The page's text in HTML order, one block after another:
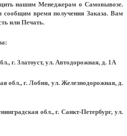
нашим Менеджерам о Самовывозе.
время получения Заказа. Вам
или Печать.
г. Златоуст, ул. Автодорожная, д. 1А
г. Лобня, ул. Железнодорожная, д.
обл., г. Санкт-Петербург, ул.